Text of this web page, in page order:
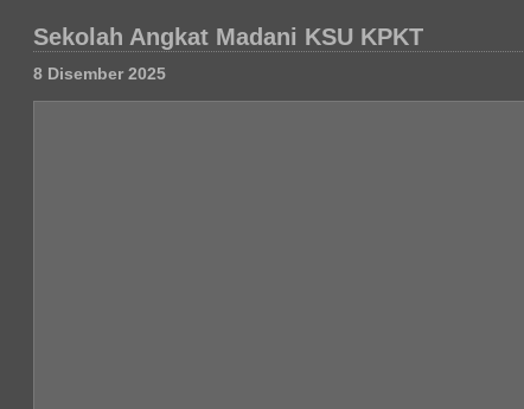
Sekolah Angkat Madani KSU KPKT
8 Disember 2025